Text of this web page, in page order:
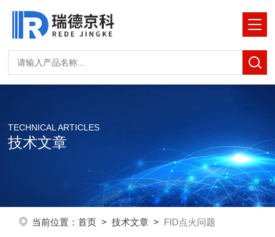
TECHNICAL ARTICLES
技术文章
当前位置： 首页> 技术文章> FID点火问题